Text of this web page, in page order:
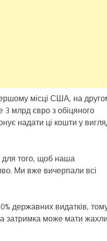
місці США, на
млрд євро з обіцяного
надати ці кошти у
того, щоб наша
Ми вже вичерпали всі
державних видатків,
затримка може мати